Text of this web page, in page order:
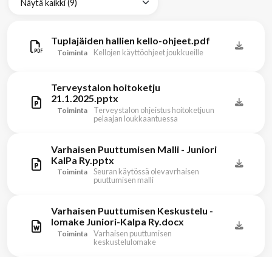
Tuplajäiden hallien kello-ohjeet.pdf
Toiminta Kellojen käyttöohjeet joukkueille
Terveystalon hoitoketju
21.1.2025.pptx
Toiminta
Terveystalon ohjeistus hoitoketjuun
pelaajan loukkaantuessa
Varhaisen Puuttumisen Malli - Juniori
KalPa Ry.pptx
Toiminta
Seuran käytössä olevavrhaisen
puuttumisen malli
Varhaisen Puuttumisen Keskustelu -
lomake Juniori-Kalpa Ry.docx
Toiminta
Varhaisen puuttumisen
keskustelulomake